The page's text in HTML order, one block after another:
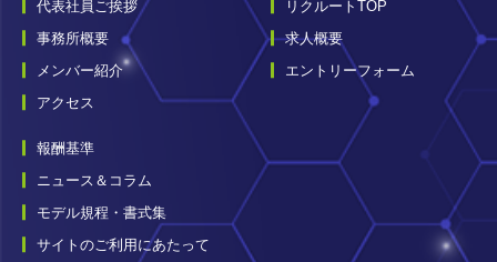
代表社員ご挨拶
事務所概要
メンバー紹介
アクセス
リクルートTOP
求人概要
エントリーフォーム
報酬基準
ニュース＆コラム
モデル規程・書式集
サイトのご利用にあたって